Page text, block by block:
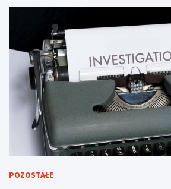
POZOSTAŁE